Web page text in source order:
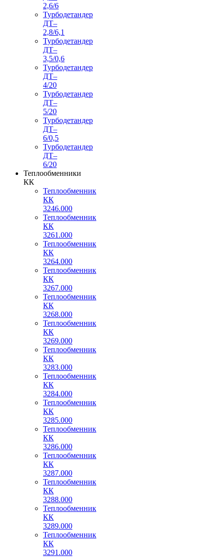
2,6/6
Турбодетандер
ДТ–
2,8/6,1
Турбодетандер
ДТ–
3,5/0,6
Турбодетандер
ДТ–
4/20
Турбодетандер
ДТ–
5/20
Турбодетандер
ДТ–
6/0,5
Турбодетандер
ДТ–
6/20
Теплообменники
КК
Теплообменник
КК
3246.000
Теплообменник
КК
3261.000
Теплообменник
КК
3264.000
Теплообменник
КК
3267.000
Теплообменник
КК
3268.000
Теплообменник
КК
3269.000
Теплообменник
КК
3283.000
Теплообменник
КК
3284.000
Теплообменник
КК
3285.000
Теплообменник
КК
3286.000
Теплообменник
КК
3287.000
Теплообменник
КК
3288.000
Теплообменник
КК
3289.000
Теплообменник
КК
3291.000